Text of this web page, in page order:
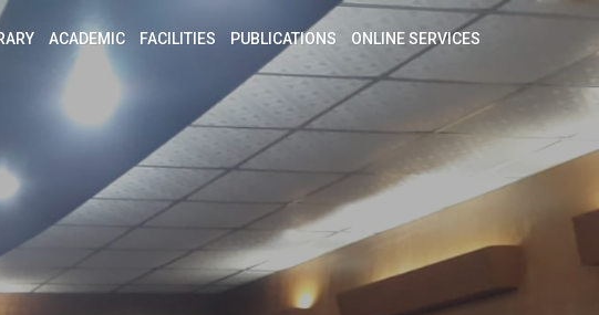
ACADEMIC FACILITIES PUBLICATIONS ONLINE SERVICES